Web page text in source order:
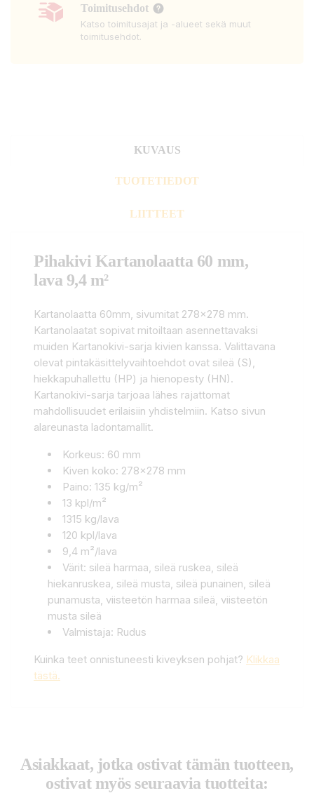
Toimitusehdot
Katso toimitusajat ja -alueet sekä muut
toimitusehdot.
KUVAUS
TUOTETIEDOT
LIITTEET
Pihakivi Kartanolaatta 60 mm,
lava 9,4 m²
Kartanolaatta 60mm, sivumitat 278x278 mm.
Kartanolaatat sopivat mitoiltaan asennettavaksi
muiden Kartanokivi-sarja kivien kanssa. Valittavana
olevat pintakäsittelyvaihtoehdot ovat sileä (S),
hiekkapuhallettu (HP) ja hienopesty (HN).
Kartanokivi-sarja tarjoaa lähes rajattomat
mahdollisuudet erilaisiin yhdistelmiin. Katso sivun
alareunasta ladontamallit.
Korkeus: 60 mm
Kiven koko: 278x278 mm
Paino: 135 kg/m²
13 kpl/m²
1315 kg/lava
120 kpl/lava
9,4 m²/lava
Värit: sileä harmaa, sileä ruskea, sileä
hiekanruskea, sileä musta, sileä punainen, sileä
punamusta, viisteetön harmaa sileä, viisteetön
musta sileä
Valmistaja: Rudus
Kuinka teet onnistuneesti kiveyksen pohjat? Klikkaa
tästä.
Asiakkaat, jotka ostivat tämän tuotteen,
ostivat myös seuraavia tuotteita: